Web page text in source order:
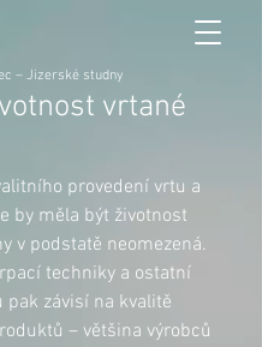
vrtané
– Jizerské studny
provedení vrtu a
by měla být životnost
v podstatě neomezená.
techniky a ostatní
pak závisí na kvalitě
– většina výrobců